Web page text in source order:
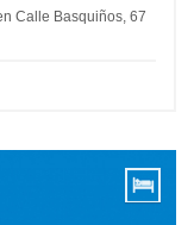
Calle Basquiños, 67